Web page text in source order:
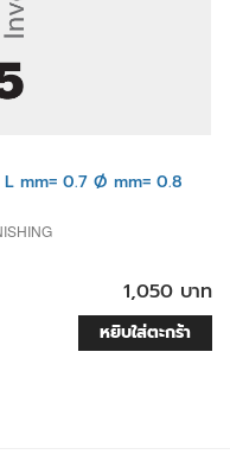
L mm= 0.7 Ø mm= 0.8
1,050 บาท
หยิบใส่ตะกร้า